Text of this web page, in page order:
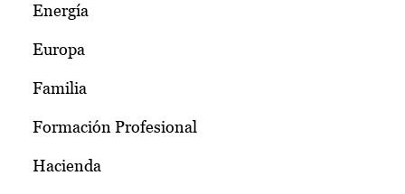
Energía
Europa
Familia
Formación Profesional
Hacienda